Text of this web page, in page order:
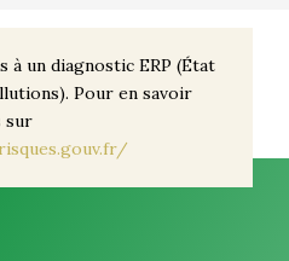
à un diagnostic ERP (État
Pour en savoir
sur